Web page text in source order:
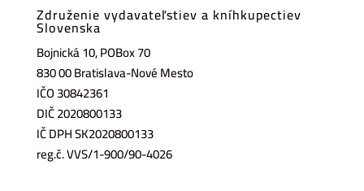
Združenie vydavateľstiev a kníhkupectiev
Slovenska
Bojnická 10, POBox 70
830 00 Bratislava-Nové Mesto
IČO 30842361
DIČ 2020800133
IČ DPH SK2020800133
reg.č. VVS/1-900/90-4026